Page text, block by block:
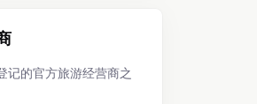
记的官方旅游经营商之